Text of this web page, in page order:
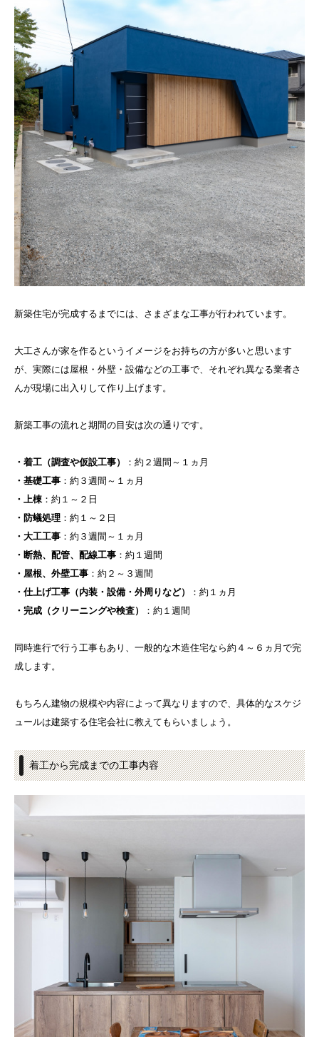
新築住宅が完成するまでには、さまざまな工事が行われています。
大工さんが家を作るというイメージをお持ちの方が多いと思います
が、実際には屋根・外壁・設備などの工事で、それぞれ異なる業者さ
んが現場に出入りして作り上げます。
新築工事の流れと期間の目安は次の通りです。
・着工（調査や仮設工事）
：約２週間～１ヵ月
・基礎工事 ：約３週間～１ヵ月
・上棟 ：約１～２日
・防蟻処理 ：約１～２日
・大工工事 ：約３週間～１ヵ月
・断熱、配管、配線工事 ：約１週間
・屋根、外壁工事 ：約２～３週間
・仕上げ工事（内装・設備・外周りなど）
：約１ヵ月
・完成（クリーニングや検査）
：約１週間
同時進行で行う工事もあり、一般的な木造住宅なら約４～６ヵ月で完
成します。
もちろん建物の規模や内容によって異なりますので、具体的なスケジ
ュールは建築する住宅会社に教えてもらいましょう。
着工から完成までの工事内容